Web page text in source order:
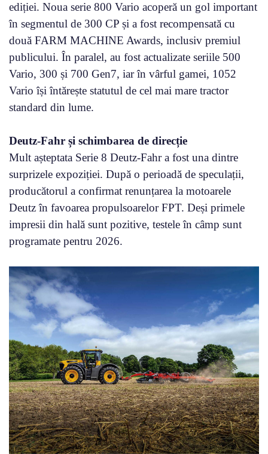
ediției. Noua serie 800 Vario acoperă un gol important
în segmentul de 300 CP și a fost recompensată cu
două FARM MACHINE Awards, inclusiv premiul
publicului. În paralel, au fost actualizate seriile 500
Vario, 300 și 700 Gen7, iar în vârful gamei, 1052
Vario își întărește statutul de cel mai mare tractor
standard din lume.
Deutz-Fahr și schimbarea de direcție
Mult așteptata Serie 8 Deutz-Fahr a fost una dintre
surprizele expoziției. După o perioadă de speculații,
producătorul a confirmat renunțarea la motoarele
Deutz în favoarea propulsoarelor FPT. Deși primele
impresii din hală sunt pozitive, testele în câmp sunt
programate pentru 2026.